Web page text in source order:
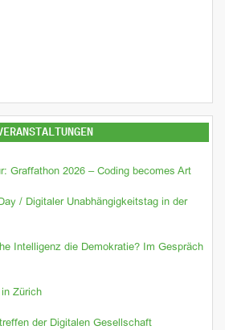
Graffathon 2026 – Coding becomes Art
/ Digitaler Unabhängigkeitstag in der
Intelligenz die Demokratie? Im Gespräch
Zürich
der Digitalen Gesellschaft